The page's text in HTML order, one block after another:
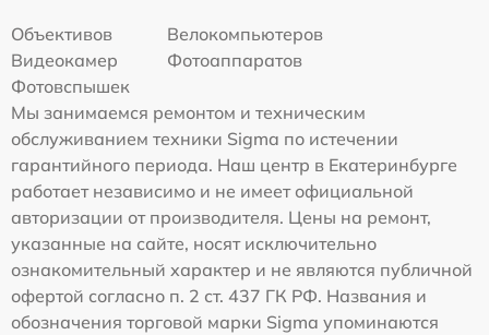
Объективов
Велокомпьютеров
Видеокамер
Фотоаппаратов
Фотовспышек
Мы занимаемся ремонтом и техническим
обслуживанием техники Sigma по истечении
гарантийного периода. Наш центр в Екатеринбурге
работает независимо и не имеет официальной
авторизации от производителя. Цены на ремонт,
указанные на сайте, носят исключительно
ознакомительный характер и не являются публичной
офертой согласно п. 2 ст. 437 ГК РФ. Названия и
обозначения торговой марки Sigma упоминаются